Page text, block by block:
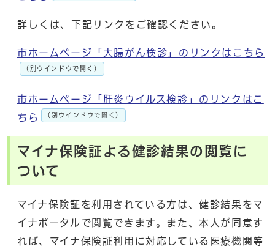
詳しくは、下記リンクをご確認ください。
市ホームページ「大腸がん検診」のリンクはこちら
（別ウインドウで開く）
市ホームページ「肝炎ウイルス検診」のリンクはこ
ちら
（別ウインドウで開く）
マイナ保険証よる健診結果の閲覧に
ついて
マイナ保険証を利用されている方は、健診結果をマ
イナポータルで閲覧できます。また、本人が同意す
れば、マイナ保険証利用に対応している医療機関等